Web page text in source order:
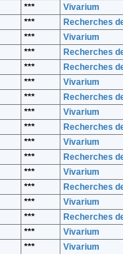
*** Vivarium
*** Recherches
*** Vivarium
*** Recherches
*** Recherches
*** Vivarium
*** Recherches
*** Vivarium
*** Recherches
*** Vivarium
*** Recherches
*** Vivarium
*** Recherches
*** Vivarium
*** Recherches
*** Vivarium
*** Vivarium